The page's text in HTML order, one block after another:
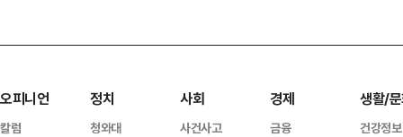
오피니언
칼럼
정치
청와대
사회
사건사고
경제
금융
생활/
건강정보